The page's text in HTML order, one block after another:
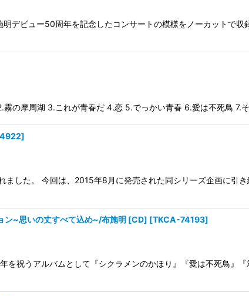
デビュー50周年を記念したコンサートの模様をノーカットで
霧の摩周湖 3.これが青春だ 4.恋 5.でっかい青春 6.愛は不死鳥 7.
]
した。 今回は、2015年8月に発売された同シリーズ企画に引
ン~思いの丈すべて込め~/布施明 [CD] [TKCA-74193]
祝うアルバムとして『シクラメンのかほり』『愛は不死鳥』